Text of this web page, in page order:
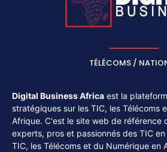
TÉLÉCOMS /
Digital Business Africa est la
stratégiques sur les TIC, les Télécoms
Afrique. C'est le site web de référence
experts, pros et passionnés des TIC
TIC, les Télécoms et du Numérique en